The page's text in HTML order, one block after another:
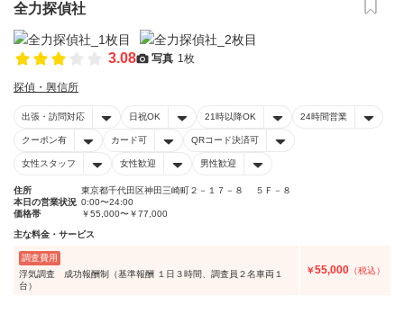
全力探偵社
3.08 写真 1枚
探偵・興信所
出張・訪問対応 日祝OK 21時以降OK 24時間営業
クーポン有 カード可 QRコード決済可
女性スタッフ 女性歓迎 男性歓迎
住所
東京都千代田区神田三崎町２－１７－８ ５Ｆ－８
本日の営業状況 0:00〜24:00
価格帯
￥55,000〜￥77,000
主な料金・サービス
調査費用
浮気調査 成功報酬制（基準報酬 １日３時間、調査員２名車両１
台）
￥55,000 （税込）